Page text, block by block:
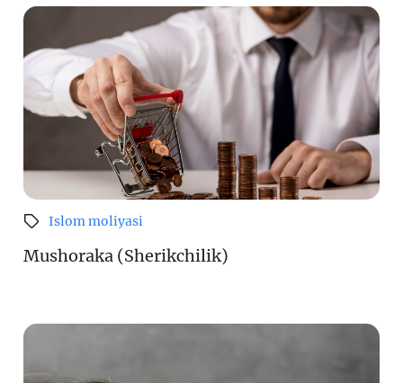
Islom moliyasi
Mushoraka (Sherikchilik)